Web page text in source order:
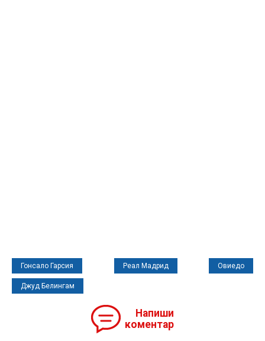
Гонсало Гарсия Реал Мадрид Овиедо
Джуд Белингам
Напиши
коментар